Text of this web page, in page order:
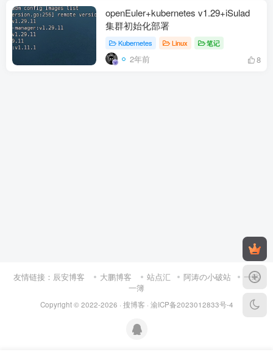
openEuler+kubernetes v1.29+iSulad
集群初始化部署
Kubernetes Linux 笔记
2年前 8
友情链接： 辰安博客 大鹏博客 站点汇 阿涛の小破站
一站
一簿
Copyright © 2022-2026 · 搜博客 · 渝ICP备2023012833号-4